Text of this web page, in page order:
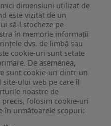
dimensiuni utilizat de
este vizitat de un
să-l stocheze pe
în memorie informații
dvs. de limbă sau
cookie-uri sunt setate
De asemenea,
sunt cookie-uri dintr-un
ului web pe care îl
noastre de
folosim cookie-uri
în următoarele scopuri: